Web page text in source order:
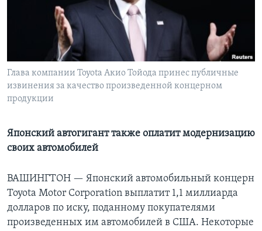
Learning English
СОЦИАЛЬНЫЕ СЕТИ
Языки
Глава компании Toyota Акио Тойода принес публичные
извинения за качество произведенной концерном
продукции
Японский автогигант также оплатит модернизацию
своих автомобилей
ВАШИНГТОН — Японский автомобильный концерн
Toyota Motor Corporation выплатит 1,1 миллиарда
долларов по иску, поданному покупателями
произведенных им автомобилей в США. Некоторые